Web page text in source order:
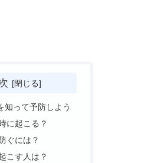
知って予防しよう
に起こる？
ぐには？
こす人は？